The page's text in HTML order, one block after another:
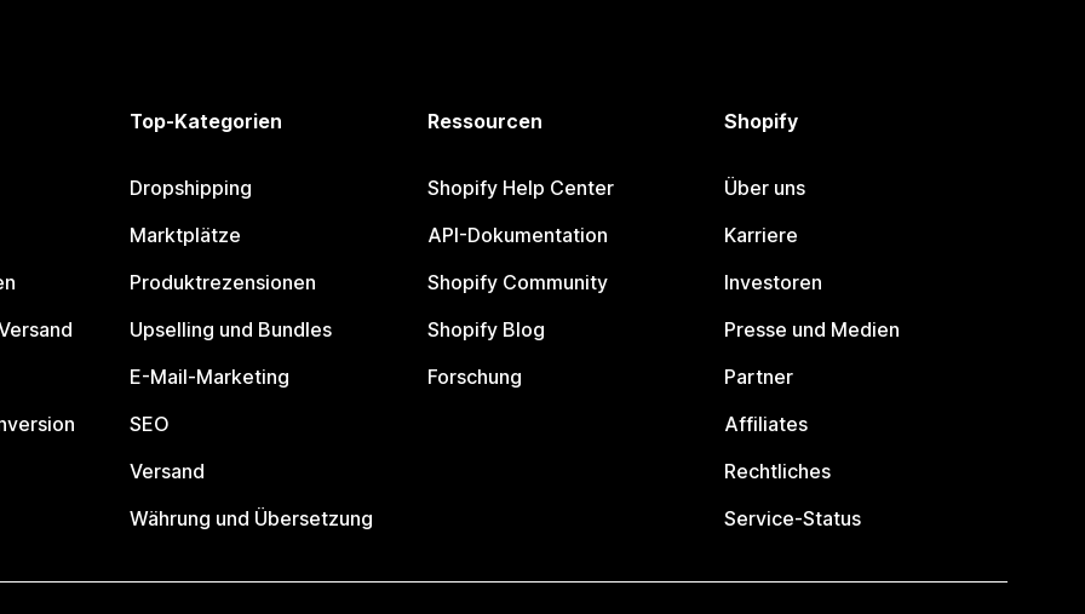
Top-Kategorien
Dropshipping
Marktplätze
Produktrezensionen
Upselling und Bundles
E-Mail-Marketing
SEO
Versand
Währung und Übersetzung
Ressourcen
Shopify Help Center
API-Dokumentation
Shopify Community
Shopify Blog
Forschung
Shopify
Über uns
Karriere
Investoren
Presse und Medien
Partner
Affiliates
Rechtliches
Service-Status